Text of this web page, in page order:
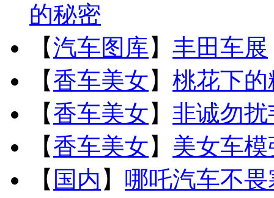
的秘密
【汽车图库】 丰田车展
【香车美女】 桃花下
【香车美女】 非诚勿
【香车美女】 美女车
【 国内 】 哪吒汽车不